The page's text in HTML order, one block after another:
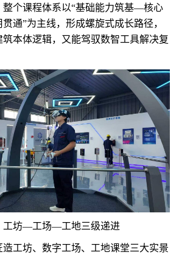
整个课程体系以“基础能力筑基—核心
通”为主线，形成螺旋式成长路径，
本体逻辑，又能驾驭数智工具解决复
坊—工场—工地三级递进
坊、数字工场、工地课堂三大实景